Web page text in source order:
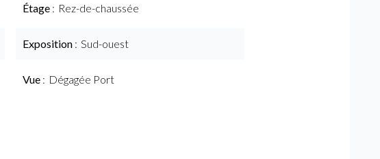
Étage Rez-de-chaussée
Exposition Sud-ouest
Vue Dégagée Port